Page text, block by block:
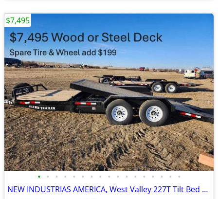
• • • • • • • • • • • • • • • • •
NEW INDUSTRIAS AMERICA, West Valley 227T Tilt Bed Trailer 21' 6"
$7,495